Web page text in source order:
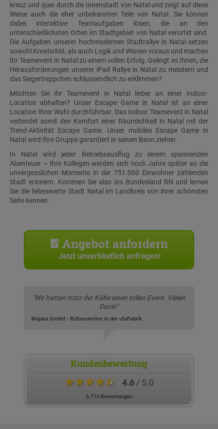
kreuz und quer durch die Innenstadt von Natal und zeigt auf diese
Weise auch die eher unbekannten Teile von Natal. Sie können
dabei interaktive Teamaufgaben lösen, die an den
unterschiedlichsten Orten im Stadtgebiet von Natal verortet sind.
Die Aufgaben unserer hochmodernen Stadtrallye in Natal setzen
sowohl Kreativität, als auch Logik und Wissen voraus und machen
Ihr Teamevent in Natal zu einem vollen Erfolg. Gelingt es Ihnen, die
Herausforderungen unserer iPad Rallye in Natal zu meistern und
das Siegertreppchen schlussendlich zu erklimmen?
Möchten Sie Ihr Teamevent in Natal lieber an einer Indoor-
Location abhalten? Unser Escape Game in Natal ist an einer
Location Ihrer Wahl durchführbar. Das Indoor Teamevent in Natal
verbindet somit den Komfort einer Räumlichkeit in Natal mit der
Trend-Aktivität Escape Game. Unser mobiles Escape Game in
Natal wird Ihre Gruppe garantiert in seinen Bann ziehen.
In Natal wird jeder Betriebsausflug zu einem spannenden
Abenteuer – Ihre Kollegen werden sich noch Jahre später an die
unvergesslichen Momente in der 751.000 Einwohner zählenden
Stadt erinnern. Kommen Sie also ins Bundesland RN und lernen
Sie die liebeswerte Stadt Natal im Landkreis von ihrer schönsten
Seite kennen.
Angebot anfordern
Jetzt unverbindlich anfragen!
"Wir hatten trotz der Kälte einen tollen Event. Vielen
Dank!"
Wajata GmbH - Kulturservice in der ufaFabrik
Kundenbewertung
★★★★★ 4.6/ 5.0
6.713 Bewertungen